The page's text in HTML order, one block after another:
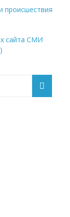
происшествия
сайта СМИ